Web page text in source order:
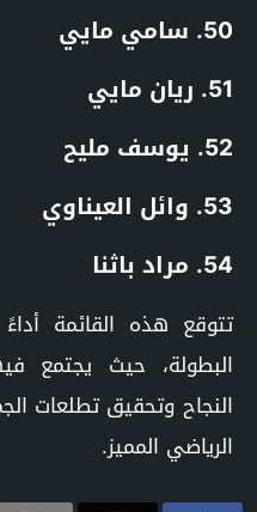
50. سامي مايي
51. ريان مايي
52. يوسف مليح
53. وائل العيناوي
54. مراد باثنا
تتوقع هذه القائمة
البطولة، حيث يجتمع
النجاح وتحقيق تطلعات
الرياضي المميز.